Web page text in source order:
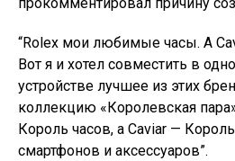
“Rolex мои любимые часы. А
Вот я и хотел совместить в
устройстве лучшее из этих
коллекцию «Королевская
Король часов, а Caviar —
смартфонов и аксессуаров”.